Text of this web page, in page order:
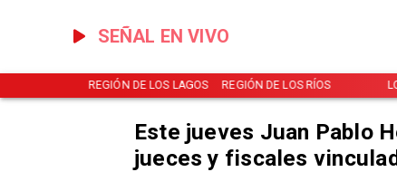
SEÑAL EN VIVO
REGIÓN DE LOS LAGOS REGIÓN DE LOS RÍOS
Este jueves Juan Pablo
jueces y fiscales